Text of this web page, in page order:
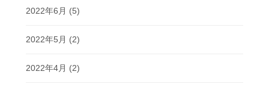
2022年6月 (5)
2022年5月 (2)
2022年4月 (2)